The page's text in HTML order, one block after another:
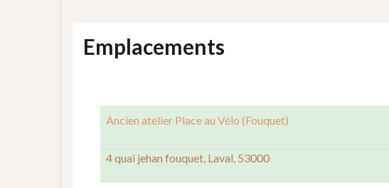
Emplacements
Ancien atelier Place au Vélo (Fouquet)
4 quai jehan fouquet, Laval, 53000